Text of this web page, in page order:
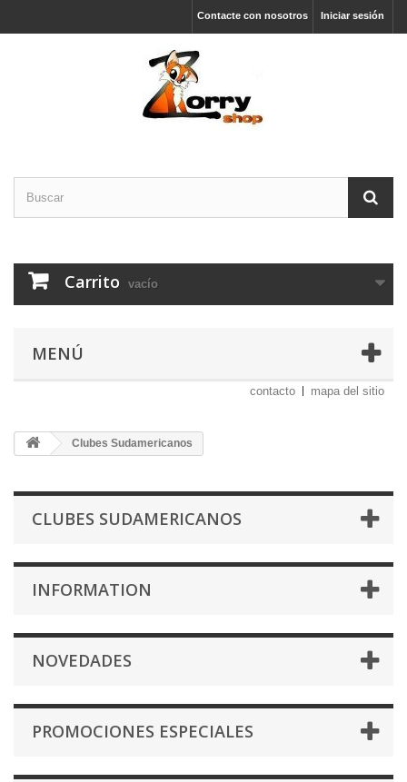
Iniciar sesión
Contacte con nosotros
Carrito vacío
MENÚ
contacto mapa del sitio
Clubes Sudamericanos
CLUBES SUDAMERICANOS
INFORMATION
NOVEDADES
PROMOCIONES ESPECIALES